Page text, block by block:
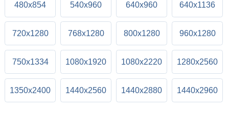
480x854 540x960 640x960 640x1136
720x1280 768x1280 800x1280 960x1280
750x1334 1080x1920 1080x2220 1280x2560
1350x2400 1440x2560 1440x2880 1440x2960